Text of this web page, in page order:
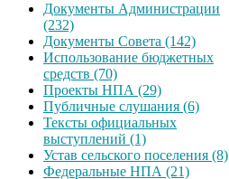
Документы Администрации
(232)
Документы Совета (142)
Использование бюджетных
средств (70)
Проекты НПА (29)
Публичные слушания (6)
Тексты официальных
выступлений (1)
Устав сельского поселения (8)
Федеральные НПА (21)